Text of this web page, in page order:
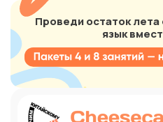
Проведи остаток лета
язык